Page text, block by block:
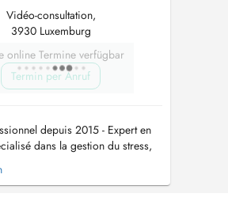
Vidéo-consultation,
3930 Luxemburg
online Termine verfügbar
Termin per Anruf
depuis 2015 - Expert en
dans la gestion du stress,
(notamment pour les
niveau), Conférencier et coach